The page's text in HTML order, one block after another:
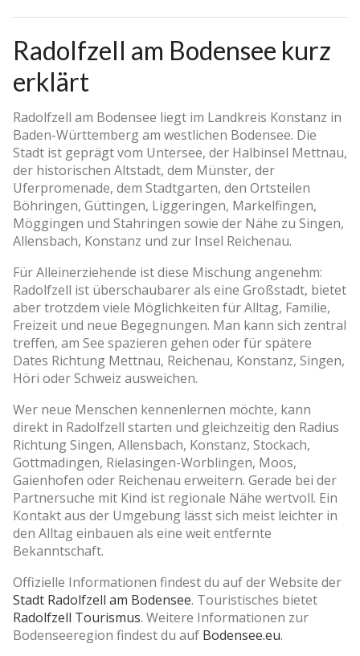
Radolfzell am Bodensee kurz
erklärt
Radolfzell am Bodensee liegt im Landkreis Konstanz in
Baden-Württemberg am westlichen Bodensee. Die
Stadt ist geprägt vom Untersee, der Halbinsel Mettnau,
der historischen Altstadt, dem Münster, der
Uferpromenade, dem Stadtgarten, den Ortsteilen
Böhringen, Güttingen, Liggeringen, Markelfingen,
Möggingen und Stahringen sowie der Nähe zu Singen,
Allensbach, Konstanz und zur Insel Reichenau.
Für Alleinerziehende ist diese Mischung angenehm:
Radolfzell ist überschaubarer als eine Großstadt, bietet
aber trotzdem viele Möglichkeiten für Alltag, Familie,
Freizeit und neue Begegnungen. Man kann sich zentral
treffen, am See spazieren gehen oder für spätere
Dates Richtung Mettnau, Reichenau, Konstanz, Singen,
Höri oder Schweiz ausweichen.
Wer neue Menschen kennenlernen möchte, kann
direkt in Radolfzell starten und gleichzeitig den Radius
Richtung Singen, Allensbach, Konstanz, Stockach,
Gottmadingen, Rielasingen-Worblingen, Moos,
Gaienhofen oder Reichenau erweitern. Gerade bei der
Partnersuche mit Kind ist regionale Nähe wertvoll. Ein
Kontakt aus der Umgebung lässt sich meist leichter in
den Alltag einbauen als eine weit entfernte
Bekanntschaft.
Offizielle Informationen findest du auf der Website der
Stadt Radolfzell am Bodensee. Touristisches bietet
Radolfzell Tourismus. Weitere Informationen zur
Bodenseeregion findest du auf Bodensee.eu.